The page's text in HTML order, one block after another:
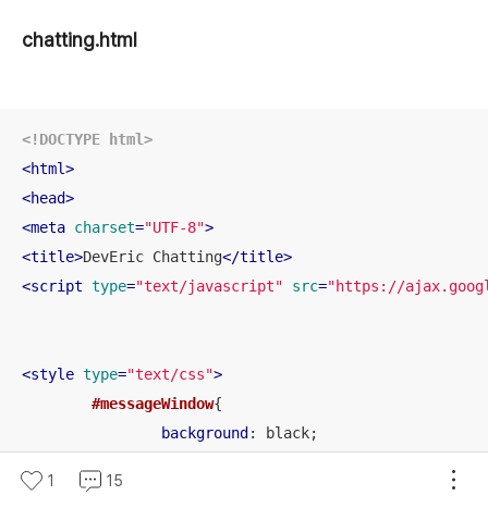
chatting.html
<!DOCTYPE html>
<html>
<head>
<meta charset="UTF-8">
<title>DevEric Chatting</title>
<script type="text/javascript" src="https://
<style type="text/css">
#messageWindow{
background : black;
	}
1 15